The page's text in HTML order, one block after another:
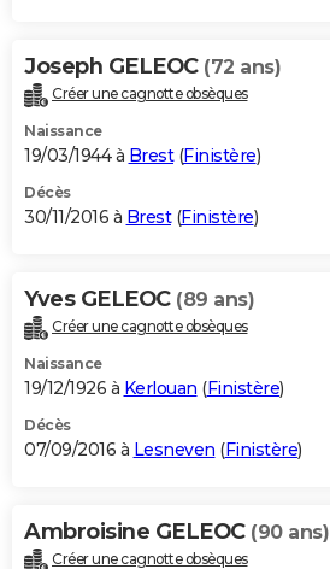
Joseph GELEOC (72 ans)
Créer une cagnotte obsèques
Naissance
19/03/1944 à Brest(Finistère)
Décès
30/11/2016 à Brest(Finistère)
Yves GELEOC (89 ans)
Créer une cagnotte obsèques
Naissance
19/12/1926 à Kerlouan (Finistère)
Décès
07/09/2016 à Lesneven (Finistère)
Ambroisine GELEOC (90 ans)
Créer une cagnotte obsèques